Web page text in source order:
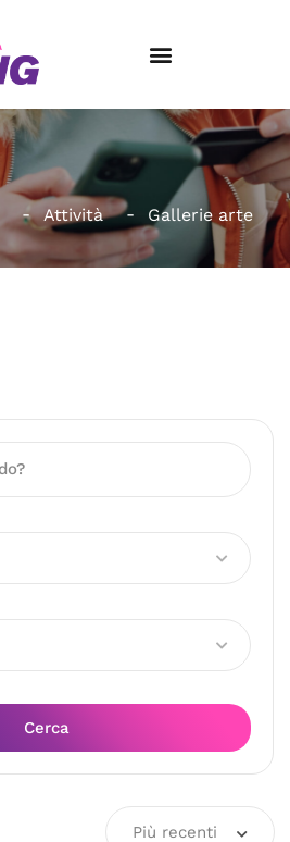
Attività Gallerie arte
Cerca
Più recenti